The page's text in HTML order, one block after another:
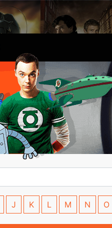
J K L M N O